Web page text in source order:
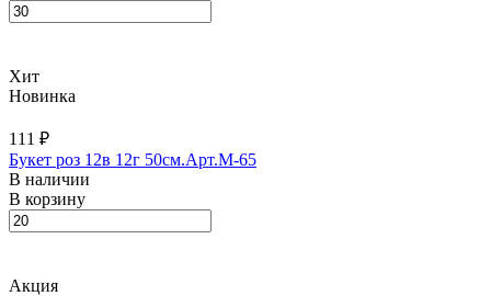
Хит
Новинка
111 ₽
Букет роз 12в 12г 50см.Арт.M-65
В наличии
В корзину
Акция